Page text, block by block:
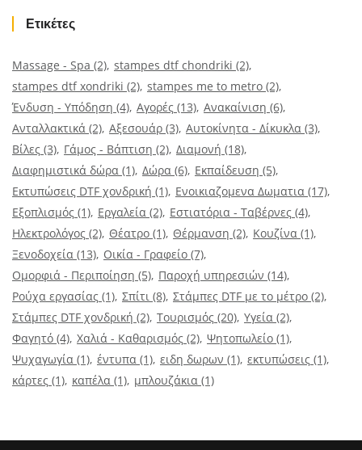
Ετικέτες
Massage - Spa (2) stampes dtf chondriki (2)
stampes dtf xondriki (2) stampes me to metro (2)
Ένδυση - Υπόδηση (4) Αγορές (13) Ανακαίνιση (6)
Ανταλλακτικά (2) Αξεσουάρ (3) Αυτοκίνητα - Δίκυκλα (3)
Βίλες (3) Γάμος - Βάπτιση (2) Διαμονή (18)
Διαφημιστικά δώρα (1) Δώρα (6) Εκπαίδευση (5)
Εκτυπώσεις DTF χονδρική (1) Ενοικιαζομενα Δωματια (17)
Εξοπλισμός (1) Εργαλεία (2) Εστιατόρια - Ταβέρνες (4)
Ηλεκτρολόγος (2) Θέατρο (1) Θέρμανση (2) Κουζίνα (1)
Ξενοδοχεία (13) Οικία - Γραφείο (7)
Ομορφιά - Περιποίηση (5) Παροχή υπηρεσιών (14)
Ρούχα εργασίας (1) Σπίτι (8) Στάμπες DTF με το μέτρο (2)
Στάμπες DTF χονδρική (2) Τουρισμός (20) Υγεία (2)
Φαγητό (4) Χαλιά - Καθαρισμός (2) Ψητοπωλείο (1)
Ψυχαγωγία (1) έντυπα (1) ειδη δωρων (1) εκτυπώσεις (1)
κάρτες (1) καπέλα (1) μπλουζάκια (1)